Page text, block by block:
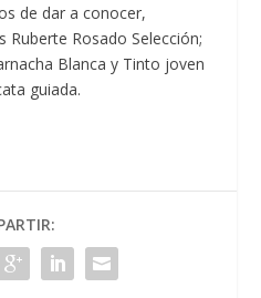
de dar a conocer,
Ruberte Rosado Selección;
Blanca y Tinto joven
guiada.